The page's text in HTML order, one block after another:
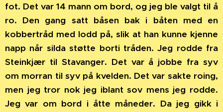
fot. Det var 14 mann om bord, og jeg ble valgt til å
ro. Den gang satt båsen bak i båten med en
kobbertråd med lodd på, slik at han kunne kjenne
napp når silda støtte borti tråden. Jeg rodde fra
Steinkjær til Stavanger. Det var å jobbe fra syv
om morran til syv på kvelden. Det var sakte roing,
men jeg tror nok jeg iblant sov mens jeg rodde.
Jeg var om bord i åtte måneder. Da jeg gikk i